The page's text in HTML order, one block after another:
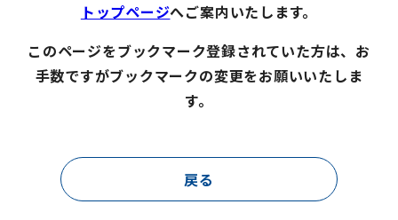
トップページへご案内いたします。
このページをブックマーク登録されていた方は、お
手数ですがブックマークの変更をお願いいたしま
す。
戻る